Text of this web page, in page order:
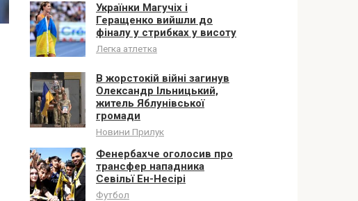
Українки Магучіх і
Геращенко вийшли до
фіналу у стрибках у висоту
Легка атлетка
В жорстокій війні загинув
Олександр Ільницький,
житель Яблунівської
громади
Новини Прилук
Фенербахче оголосив про
трансфер нападника
Севільї Ен-Несірі
Футбол